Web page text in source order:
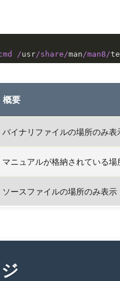
/usr/share/man/man8/
概要
バイナリファイルの場所のみ表
マニュアルが格納されている場
ソースファイルの場所のみ表示